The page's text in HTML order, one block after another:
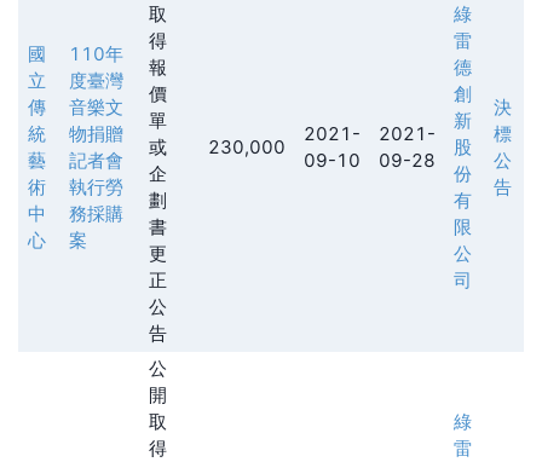
國
立
傳
統
藝
術
中
心
110年
度臺灣
音樂文
物捐贈
記者會
執行勞
務採購
案
取
得
報
價
單
或
企
劃
書
更
正
公
告
230,000
2021-
09-10
2021-
09-28
綠
雷
德
創
新
股
份
有
限
公
司
決
標
公
告
公
開
取
得
綠
雷